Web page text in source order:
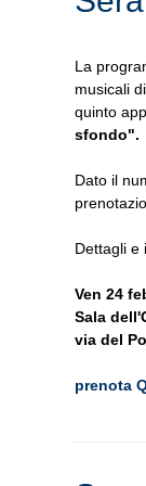
La
musicali
quinto
sfondo".
Dato il
Dettagli e
Ven 24
Sala
via del
prenota